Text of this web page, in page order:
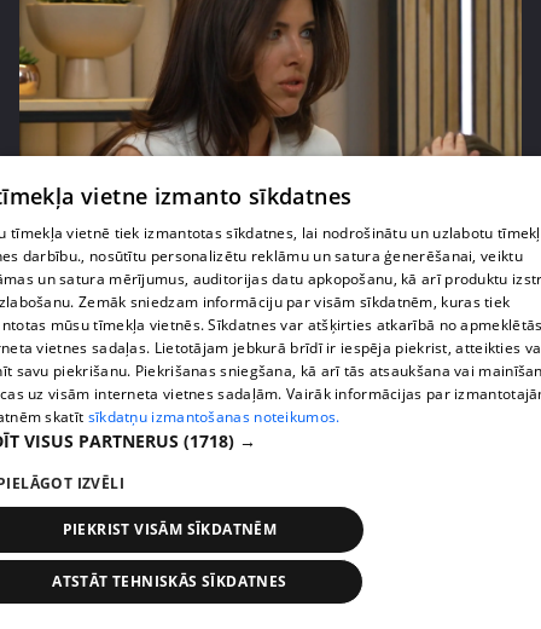
Zvanīt vai gaidīt zvanu? Dita Grauda par saziņas
etiķeti starp paaudzēm
17. epizode
pirms 2 mēnešiem, 3 nedēļām
vietne izmanto sīkdatnes
tīmekļa vietnē tiek izmantotas sīkdatnes, lai nodrošinātu un uzlabotu
darbību., nosūtītu personalizētu reklāmu un satura ģenerēšanai, veiktu
un satura mērījumus, auditorijas datu apkopošanu, kā arī produktu
Zemāk sniedzam informāciju par visām sīkdatnēm, kuras tiek
mūsu tīmekļa vietnēs. Sīkdatnes var atšķirties atkarībā no
vietnes sadaļas. Lietotājam jebkurā brīdī ir iespēja piekrist, atteikties
savu piekrišanu. Piekrišanas sniegšana, kā arī tās atsaukšana vai
uz visām interneta vietnes sadaļām. Vairāk informācijas par
skatīt sīkdatņu izmantošanas noteikumos.
VISUS PARTNERUS (1718) →
IZVĒLI
PIEKRIST VISĀM SĪKDATNĒM
ATSTĀT TEHNISKĀS SĪKDATNES